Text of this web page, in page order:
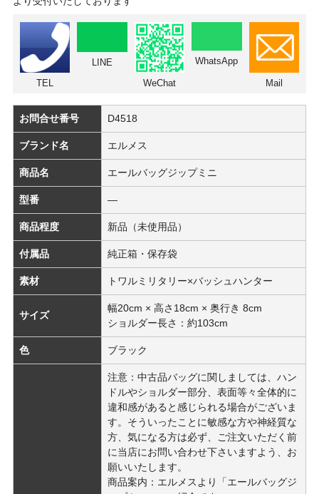
TEL
LINE
WeChat
WhatsApp
Mail
お問合せ番号 D4518
ブランド名 エルメス
商品名 エールバッグジップミニ
型番 ―
商品程度 新品（未使用品）
付属品 純正箱・保存袋
素材 トワルミリタリー×バッシュハンター
サイズ
幅20cm × 高さ18cm × 奥行き 8cm
ショルダー長さ：約103cm
色 ブラック
注意：中古品バッグに関しましては、ハン
ドルやショルダー部分、表面等々全体的に
違和感があると感じられる場合がございま
す。そういったことに敏感な方や神経質な
方、気になる方は必ず、ご注文いただく前
に当店にお問い合わせ下さいますよう、お
願いいたします。
商品案内：エルメスより「エールバッグジ